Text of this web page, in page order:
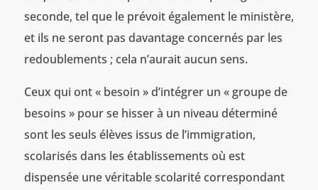
seconde, tel que le prévoit également le ministère,
et ils ne seront pas davantage concernés par les
redoublements ; cela n’aurait aucun sens.
Ceux qui ont « besoin » d’intégrer un « groupe de
besoins » pour se hisser à un niveau déterminé
sont les seuls élèves issus de l’immigration,
scolarisés dans les établissements où est
dispensée une véritable scolarité correspondant